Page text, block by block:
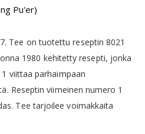
Pu'er)
Tee on tuotettu reseptin 8021
1980 kehitetty resepti, jonka
viittaa parhaimpaan
Reseptin viimeinen numero 1
Tee tarjoilee voimakkaita